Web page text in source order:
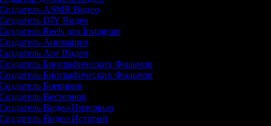
ASMR Видео
DIY Видео
Reels для Instagram
Анимации
Арт Видео
Биографических Фильмов
Биографических Фильмов
Боевиков
Вестернов
Видео Интервью
Видео Историй